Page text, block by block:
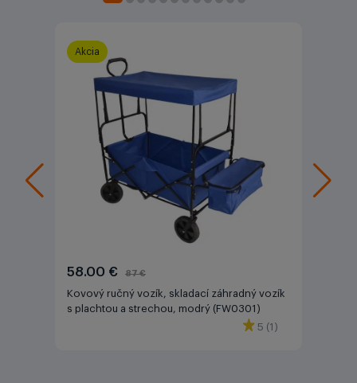
Akcia
58.00 € 87 €
Kovový ručný vozík, skladací záhradný vozík
s plachtou a strechou, modrý (FW0301)
5 (1)